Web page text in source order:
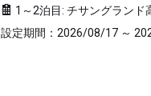
1～2泊目: チサングランド
設定期間：2026/08/17 ～